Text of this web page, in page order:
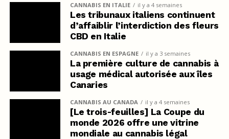
CANNABIS EN ITALIE il y a 4 semaines
Les tribunaux italiens continuent
d’affaiblir l’interdiction des fleurs
CBD en Italie
CANNABIS EN ESPAGNE il y a 3 semaines
La première culture de cannabis à
usage médical autorisée aux îles
Canaries
CANNABIS AU CANADA il y a 4 semaines
[Le trois-feuilles] La Coupe du
monde 2026 offre une vitrine
mondiale au cannabis légal